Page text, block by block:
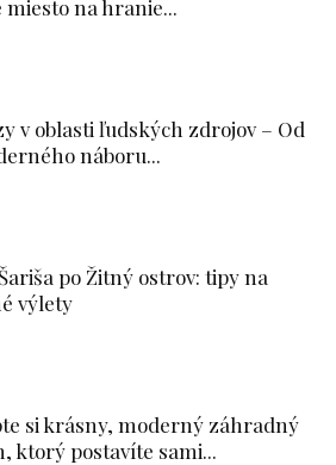
miesto na hranie...
v oblasti ľudských zdrojov – Od
náboru...
po Žitný ostrov: tipy na
výlety
si krásny, moderný záhradný
ktorý postavíte sami...